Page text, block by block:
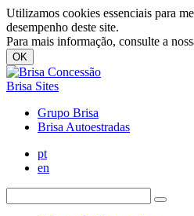
Utilizamos cookies essenciais para
desempenho deste site.
Para mais informação, consulte a
OK
Brisa Sites
Grupo Brisa
Brisa Autoestradas
pt
en